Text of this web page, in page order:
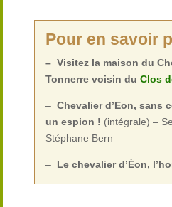
Pour en savoir
– Visitez la maison du
Tonnerrevoisin duClos
–Chevalier d’Eon, sans
un espion ! (intégrale) –
Stéphane Bern
– Le chevalier d’Éon,